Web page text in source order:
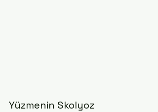
Yüzmenin Skolyoz